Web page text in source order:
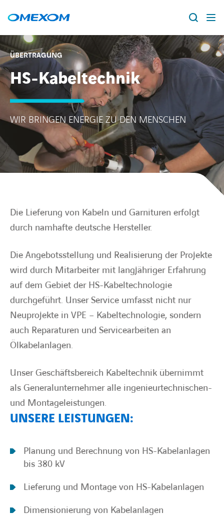
Über Omexom
Lösungen
Projekte
Standorte
BARRIEREFREIHEIT
Suche
nach:
ÜBERTRAGUNG
HS-Kabeltechnik
WIR BRINGEN ENERGIE ZU DEN MENSCHEN
Die Lieferung von Kabeln und Garnituren erfolgt
durch namhafte deutsche Hersteller.
Die Angebotsstellung und Realisierung der Projekte
wird durch Mitarbeiter mit langjähriger Erfahrung
auf dem Gebiet der HS-Kabeltechnologie
durchgeführt. Unser Service umfasst nicht nur
Neuprojekte in VPE – Kabeltechnologie, sondern
auch Reparaturen und Servicearbeiten an
Ölkabelanlagen.
Unser Geschäftsbereich Kabeltechnik übernimmt
als Generalunternehmer alle ingenieurtechnischen-
und Montageleistungen.
UNSERE LEISTUNGEN:
Planung und Berechnung von HS-Kabelanlagen
bis 380 kV
Lieferung und Montage von HS-Kabelanlagen
Dimensionierung von Kabelanlagen